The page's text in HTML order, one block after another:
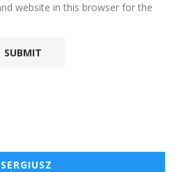
website in this browser for the